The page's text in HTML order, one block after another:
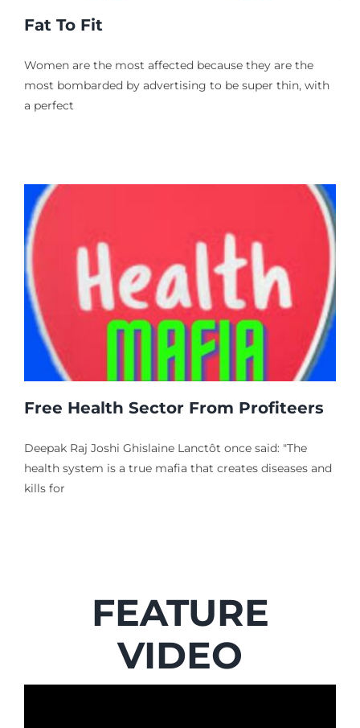
Fat To Fit
Women are the most affected because they are the
most bombarded by advertising to be super thin, with
a perfect
Free Health Sector From Profiteers
Deepak Raj Joshi Ghislaine Lanctôt once said: "The
health system is a true mafia that creates diseases and
kills for
FEATURE
VIDEO